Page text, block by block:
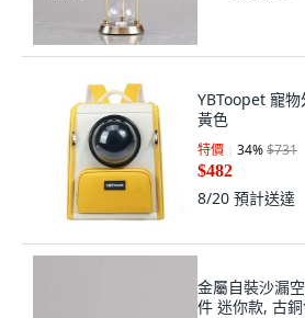
YBToopet 寵
黃色
特價 34%$731
$482
8/20 預計送達
金屬自裝沙漏
件 迷你款, 古